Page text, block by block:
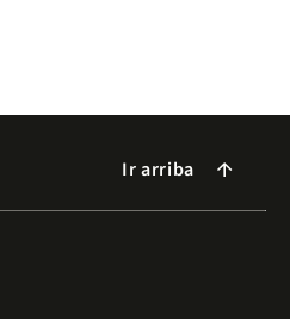
Ir arriba arrow_forward